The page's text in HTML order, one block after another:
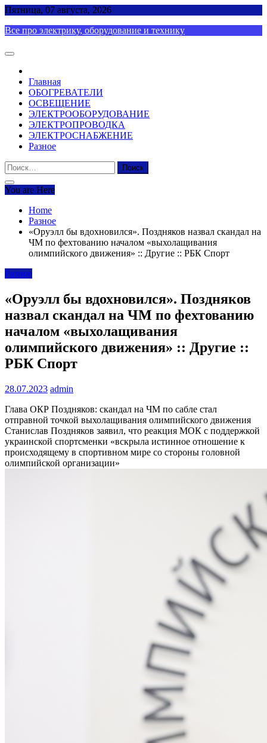
Skip
content
Пятница, 07 августа, 2026
Все про электрику, оборудование и технику
Главная
ОБОГРЕВАТЕЛИ
ОСВЕЩЕНИЕ
ЭЛЕКТРООБОРУДОВАНИЕ
ЭЛЕКТРОПРОВОДКА
ЭЛЕКТРОСНАБЖЕНИЕ
Разное
Найти:
You are Here
Home
Разное
«Оруэлл бы вдохновился». Поздняков назвал скандал на
ЧМ по фехтованию началом «выхолащивания
олимпийского движения» :: Другие :: РБК Спорт
Разное
«Оруэлл бы вдохновился». Поздняков
назвал скандал на ЧМ по фехтованию
началом «выхолащивания
олимпийского движения» :: Другие ::
РБК Спорт
28.07.2023 admin
Глава ОКР Поздняков: скандал на ЧМ по сабле стал
отправной точкой выхолащивания олимпийского движения
Станислав Поздняков заявил, что реакция МОК с поддержкой
украинской спортсменки «вскрыла истинное отношение к
происходящему в спортивном мире со стороны головной
олимпийской организации»